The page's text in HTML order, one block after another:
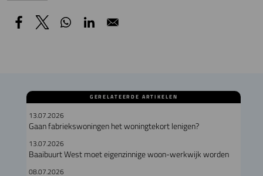
GERELATEERDE ARTIKELEN
13.07.2026
Gaan fabriekswoningen het woningtekort lenigen?
13.07.2026
Baaibuurt West moet eigenzinnige woon-werkwijk worden
08.07.2026